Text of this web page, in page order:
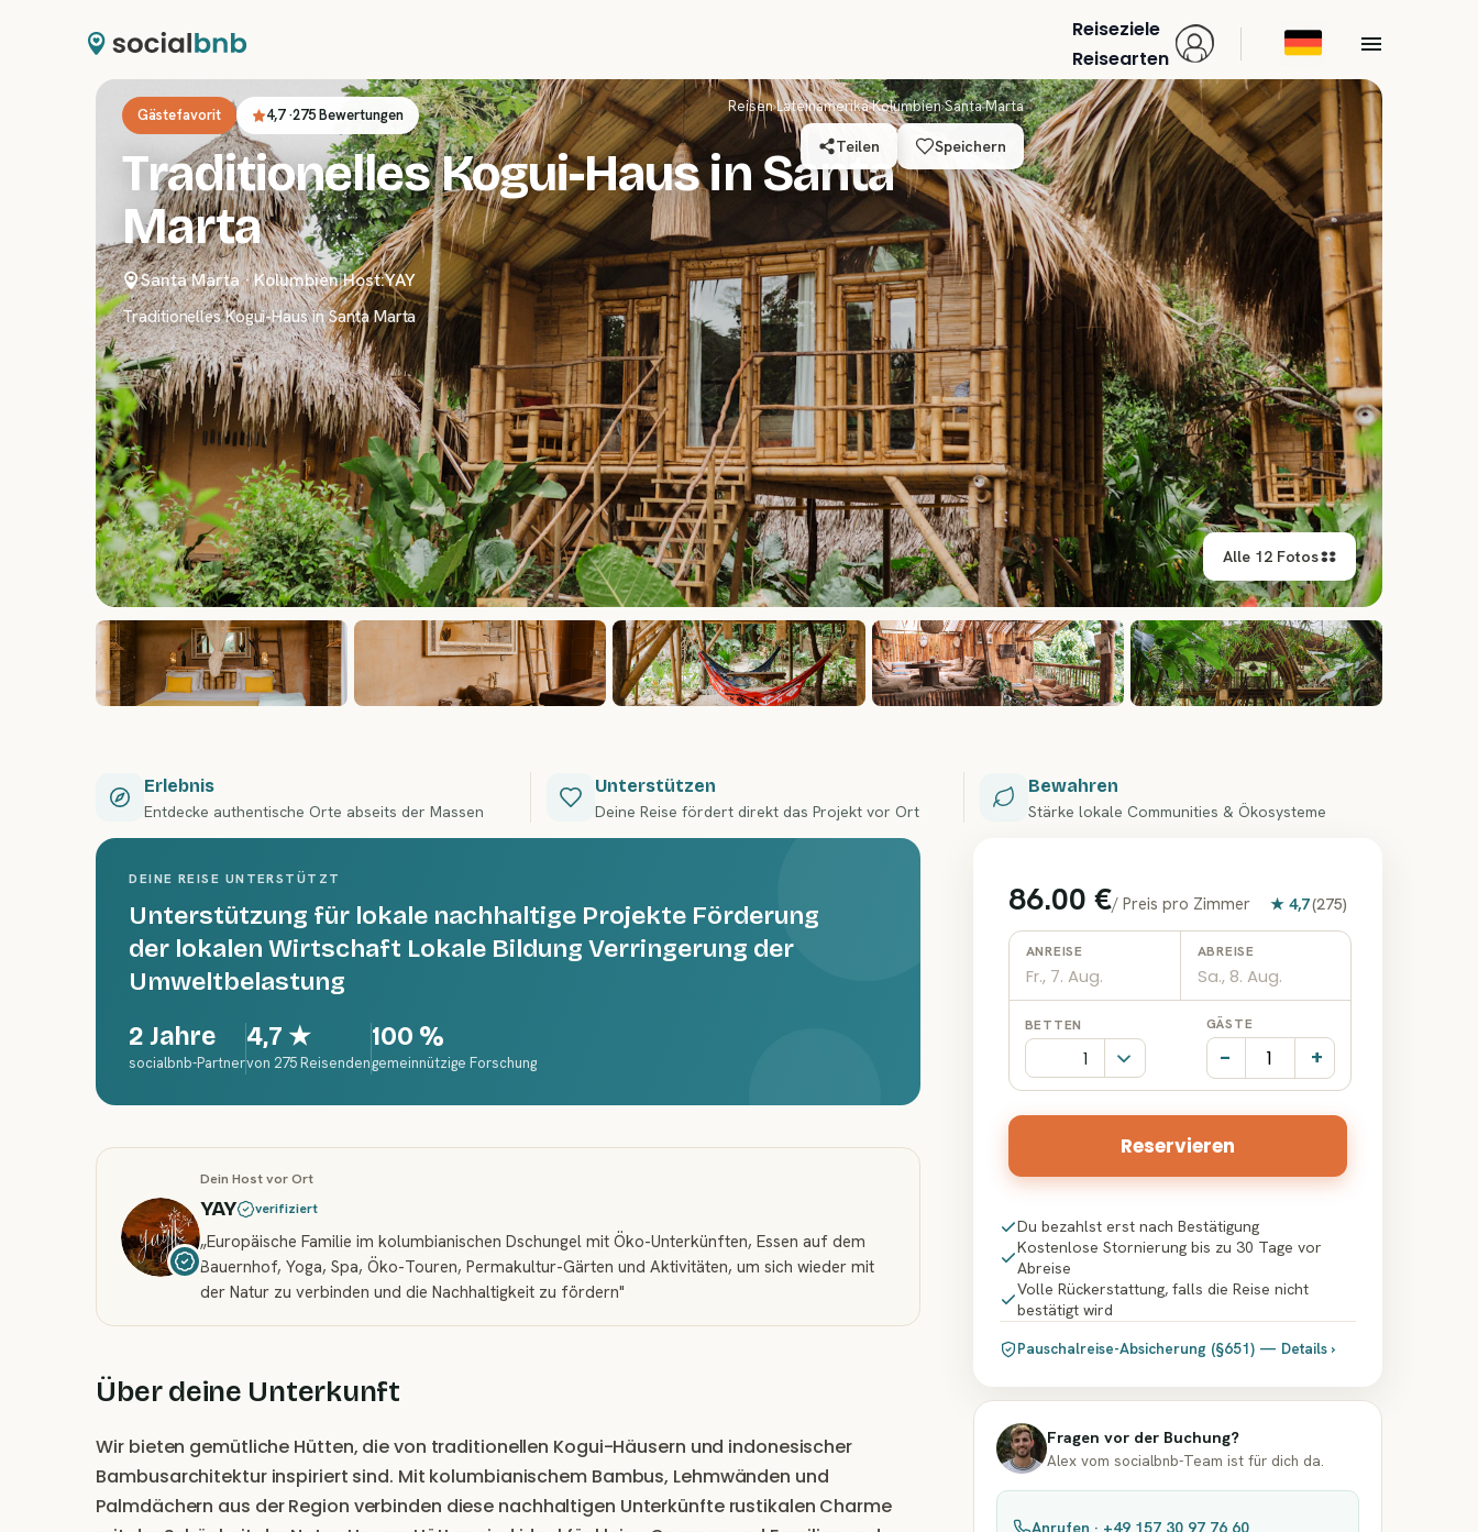
Reiseziele
Reisearten
Reisen›Lateinamerika›Kolumbien›Santa Marta
Teilen Speichern
Gästefavorit 4,7·275 Bewertungen
Traditionelles Kogui-Haus in Santa
Marta
Santa Marta·Kolumbien|Host:YAY
Traditionelles Kogui-Haus in Santa Marta
Alle 12 Fotos
Erlebnis
Entdecke authentische Orte abseits der Massen
Unterstützen
Deine Reise fördert direkt das Projekt vor Ort
Bewahren
Stärke lokale Communities & Ökosysteme
DEINE REISE UNTERSTÜTZT
Unterstützung für lokale nachhaltige Projekte Förderung
der lokalen Wirtschaft Lokale Bildung Verringerung der
Umweltbelastung
2 Jahre
socialbnb-Partner
4,7 ★
von 275 Reisenden
100 %
gemeinnützige Forschung
Dein Host vor Ort
YAY verifiziert
„Europäische Familie im kolumbianischen Dschungel mit Öko-Unterkünften, Essen auf dem
Bauernhof, Yoga, Spa, Öko-Touren, Permakultur-Gärten und Aktivitäten, um sich wieder mit
der Natur zu verbinden und die Nachhaltigkeit zu fördern"
Über deine Unterkunft
Wir bieten gemütliche Hütten, die von traditionellen Kogui-Häusern und indonesischer
Bambusarchitektur inspiriert sind. Mit kolumbianischem Bambus, Lehmwänden und
Palmdächern aus der Region verbinden diese nachhaltigen Unterkünfte rustikalen Charme
86.00 €/ Preis pro Zimmer ★ 4,7(275)
ANREISE ABREISE
Datumseingabe
BETTEN GÄSTE
- +
Reservieren
Du bezahlst erst nach Bestätigung
Kostenlose Stornierung bis zu 30 Tage vor
Abreise
Volle Rückerstattung, falls die Reise nicht
bestätigt wird
Pauschalreise-Absicherung (§651) — Details ›
Fragen vor der Buchung?
Alex vom socialbnb-Team ist für dich da.
Anrufen · +49 157 30 97 76 60